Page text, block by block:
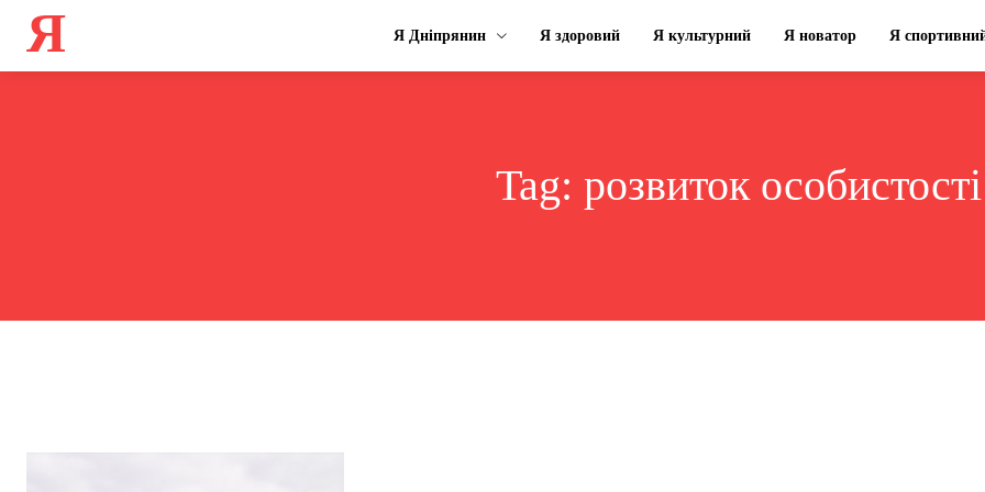
Я Я Дніпрянин Я здоровий Я культурний Я новатор Я
Tag: розвиток особистості